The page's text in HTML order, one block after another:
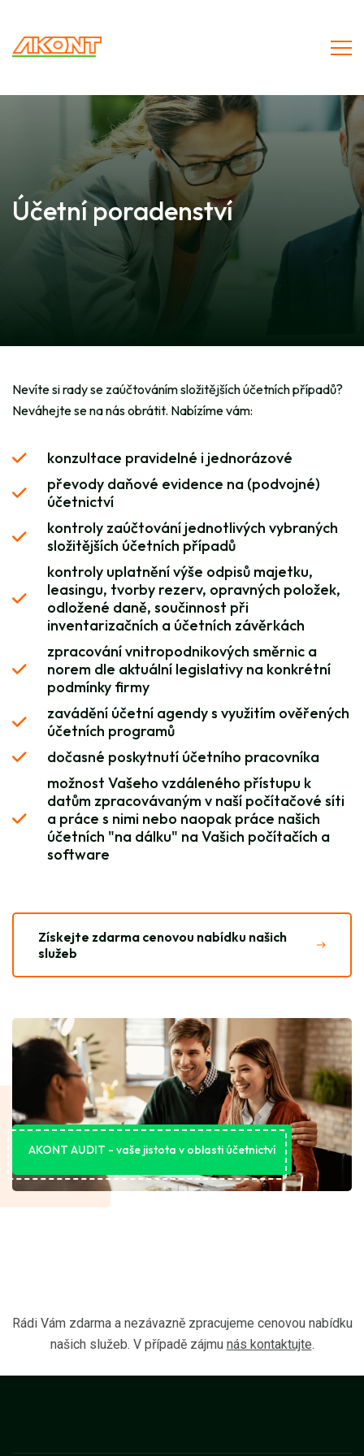
Účetní poradenství
Nevíte si rady se zaúčtováním složitějších účetních případů?
Neváhejte se na nás obrátit. Nabízíme vám:
konzultace pravidelné i jednorázové
převody daňové evidence na (podvojné)
účetnictví
kontroly zaúčtování jednotlivých vybraných
složitějších účetních případů
kontroly uplatnění výše odpisů majetku,
leasingu, tvorby rezerv, opravných položek,
odložené daně, součinnost při
inventarizačních a účetních závěrkách
zpracování vnitropodnikových směrnic a
norem dle aktuální legislativy na konkrétní
podmínky firmy
zavádění účetní agendy s využitím ověřených
účetních programů
dočasné poskytnutí účetního pracovníka
možnost Vašeho vzdáleného přístupu k
datům zpracovávaným v naší počítačové síti
a práce s nimi nebo naopak práce našich
účetních "na dálku" na Vašich počítačích a
software
Získejte zdarma cenovou nabídku našich
služeb
AKONT AUDIT - vaše jistota v oblasti účetnictví
Rádi Vám zdarma a nezávazně zpracujeme cenovou nabídku
našich služeb. V případě zájmu nás kontaktujte.